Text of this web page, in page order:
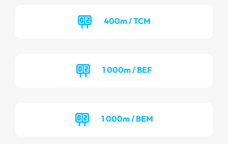
400m / TCM
1 000m / BEF
1 000m / BEM